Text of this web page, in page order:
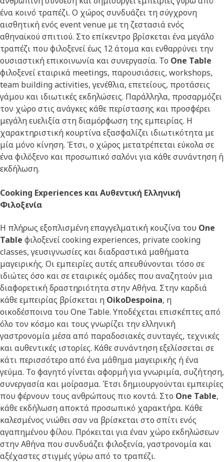
ένα κοινό τραπέζι. Ο χώρος συνδυάζει τη σύγχρονη
αισθητική ενός event venue με τη ζεστασιά ενός
αθηναϊκού σπιτιού. Στο επίκεντρο βρίσκεται ένα μεγάλο
τραπέζι που φιλοξενεί έως 12 άτομα και ενθαρρύνει την
ουσιαστική επικοινωνία και συνεργασία. Το One Table
φιλοξενεί εταιρικά meetings, παρουσιάσεις, workshops,
team building activities, γενέθλια, επετείους, προτάσεις
γάμου και ιδιωτικές εκδηλώσεις. Παράλληλα, προσαρμόζει
τον χώρο στις ανάγκες κάθε περίστασης και προσφέρει
μεγάλη ευελιξία στη διαμόρφωση της εμπειρίας. Η
χαρακτηριστική κουρτίνα εξασφαλίζει ιδιωτικότητα με
μία μόνο κίνηση. Έτσι, ο χώρος μετατρέπεται εύκολα σε
ένα φιλόξενο και προσωπικό σαλόνι για κάθε συνάντηση ή
εκδήλωση.
Cooking Experiences και Αυθεντική Ελληνική
Φιλοξενία
Η πλήρως εξοπλισμένη επαγγελματική κουζίνα του One
Table φιλοξενεί cooking experiences, private cooking
classes, γευσιγνωσίες και διαδραστικά μαθήματα
μαγειρικής. Οι εμπειρίες αυτές απευθύνονται τόσο σε
ιδιώτες όσο και σε εταιρικές ομάδες που αναζητούν μια
διαφορετική δραστηριότητα στην Αθήνα. Στην καρδιά
κάθε εμπειρίας βρίσκεται η OikoDespoina, η
οικοδέσποινα του One Table. Υποδέχεται επισκέπτες από
όλο τον κόσμο και τους γνωρίζει την ελληνική
γαστρονομία μέσα από παραδοσιακές συνταγές, τεχνικές
και αυθεντικές ιστορίες. Κάθε συνάντηση εξελίσσεται σε
κάτι περισσότερο από ένα μάθημα μαγειρικής ή ένα
γεύμα. Το φαγητό γίνεται αφορμή για γνωριμία, συζήτηση,
συνεργασία και μοίρασμα. Έτσι δημιουργούνται εμπειρίες
που φέρνουν τους ανθρώπους πιο κοντά. Στο One Table,
κάθε εκδήλωση αποκτά προσωπικό χαρακτήρα. Κάθε
καλεσμένος νιώθει σαν να βρίσκεται στο σπίτι ενός
αγαπημένου φίλου. Πρόκειται για έναν χώρο εκδηλώσεων
στην Αθήνα που συνδυάζει φιλοξενία, γαστρονομία και
αξέχαστες στιγμές γύρω από το τραπέζι.